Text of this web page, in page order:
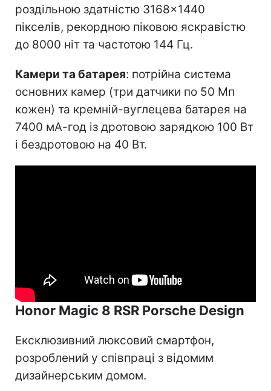
роздільною здатністю 3168×1440
пікселів, рекордною піковою яскравістю
до 8000 ніт та частотою 144 Гц.
Камери та батарея: потрійна система
основних камер (три датчики по 50 Мп
кожен) та кремній-вуглецева батарея на
7400 мА-год із дротовою зарядкою 100 Вт
і бездротовою на 40 Вт.
Honor Magic 8 RSR Porsche Design
Ексклюзивний люксовий смартфон,
розроблений у співпраці з відомим
дизайнерським домом.